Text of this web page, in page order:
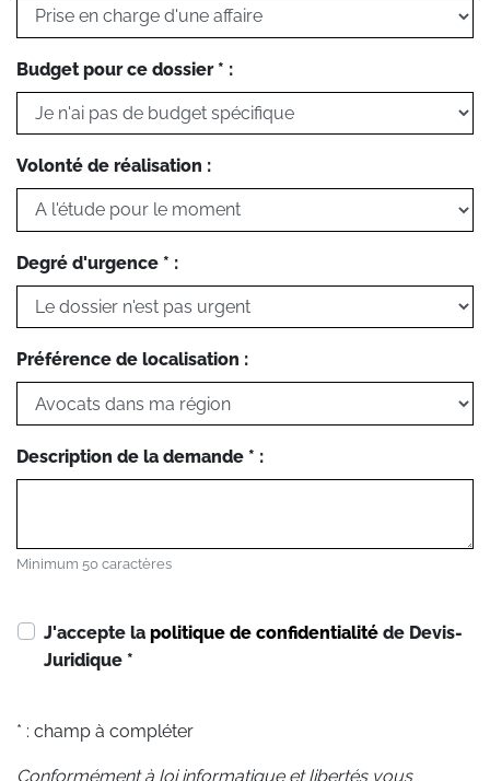
Budget pour ce dossier * :
Volonté de réalisation :
Degré d'urgence * :
Préférence de localisation :
Description de la demande * :
Minimum 50 caractères
J'accepte la politique de confidentialité de Devis-
Juridique *
* : champ à compléter
Conformément à loi informatique et libertés vous